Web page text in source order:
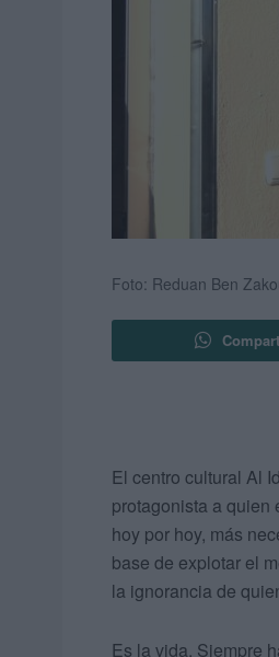
Foto: Reduan Ben
El centro cultural Al
protagonista a quien
hoy por hoy, más
base de explotar el
la ignorancia de
Es la vida. Siempre